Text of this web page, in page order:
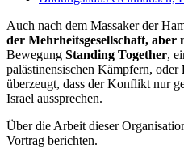
Auch nach dem Massaker der
der Mehrheitsgesellschaft, aber
Bewegung Standing Together,
palästinensischen Kämpfern, oder
überzeugt, dass der Konflikt nur
Israel aussprechen.
Über die Arbeit dieser
Vortrag berichten.